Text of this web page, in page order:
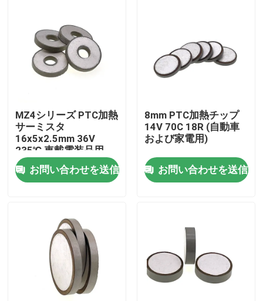
ビデオ
わたしたち に つい て
工場 ツアー
品質管理
連絡 ください
ニュース
PTCのサーミスター
MZ4シリーズ PTC加熱
サーミスタ
16x5x2.5mm 36V
235℃ 車載電装品用
お問い合わせを送信
8mm PTC加熱チップ
14V 70C 18R (自動車
および家電用)
お問い合わせを送信